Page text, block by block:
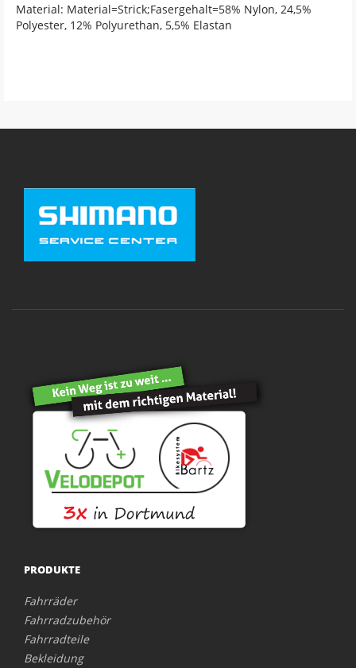
Material: Material=Strick;Fasergehalt=58% Nylon, 24,5%
Polyester, 12% Polyurethan, 5,5% Elastan
PRODUKTE
Fahrräder
Fahrradzubehör
Fahrradteile
Bekleidung